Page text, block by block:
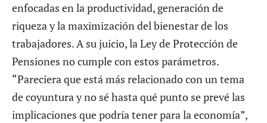
enfocadas en la productividad, generación de
riqueza y la maximización del bienestar de los
trabajadores. A su juicio, la Ley de Protección de
Pensiones no cumple con estos parámetros.
“Pareciera que está más relacionado con un tema
de coyuntura y no sé hasta qué punto se prevé las
implicaciones que podría tener para la economía”,